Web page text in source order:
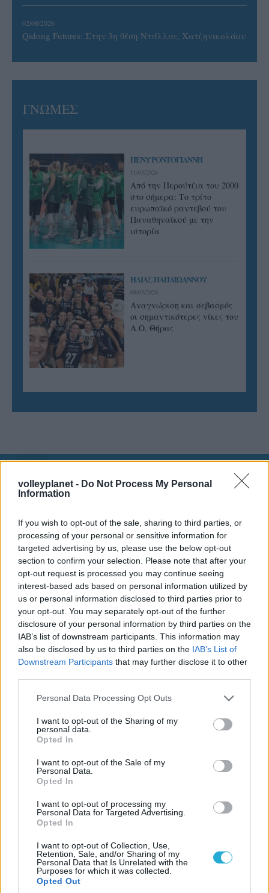
volleyplanet - Do Not Process My Personal
Information
If you wish to opt-out of the sale, sharing to third parties, or
processing of your personal or sensitive information for
targeted advertising by us, please use the below opt-out
section to confirm your selection. Please note that after your
opt-out request is processed you may continue seeing
interest-based ads based on personal information utilized by
us or personal information disclosed to third parties prior to
your opt-out. You may separately opt-out of the further
disclosure of your personal information by third parties on the
IAB’s list of downstream participants. This information may
also be disclosed by us to third parties on the IAB’s List of
Downstream Participants that may further disclose it to other
Please note that this website/app uses one or more Google
not limited to your visit or usage behaviour. You may click to
grant or deny consent to Google and its third-party tags to
use your data for below specified purposes in below Google
consent section.
Personal Data Processing Opt Outs
I want to opt-out of the Sharing of my
personal data.
Opted In
I want to opt-out of the Sale of my
Personal Data.
Opted In
I want to opt-out of processing my
Personal Data for Targeted Advertising.
Opted In
I want to opt-out of Collection, Use,
Retention, Sale, and/or Sharing of my
Personal Data that Is Unrelated with the
Purposes for which it was collected.
Opted Out
02/08/2026
Qidong Futures: Στην 3η θέση Ντάλλας, Χατζηνικολάου
ΓΝΩΜΕΣ
ΠΕΝΥ ΡΟΝΤΟΓΙΑΝΝΗ
11/03/2026
Από την Περούτζια του 2000
στο σήμερα: Tο τρίτο
ευρωπαϊκό ραντεβού του
Παναθηναϊκού με την
ιστορία
ΗΛΙΑΣ ΠΑΠΑΪΩΑΝΝΟΥ
08/03/2026
Αναγνώριση και σεβασμός
οι σημαντικότερες νίκες του
Α.Ο. Θήρας
Aκολουθήστε μας
παντού…
Α1 ΑΝΔΡΩΝ
29/07/2026
Νέα σελίδα στο ΤΑΑ ΠΑΟΚ και οριστική
συμφωνία με Τσαλόπουλο
Νέο κεφάλαιο στα διοικητικά του ΤΑΑ ΠΑΟΚ με τον
Αντώνη Τσαλόπουλο να αναλαμβάνει το μάνατζμεντ του
τμήματος...